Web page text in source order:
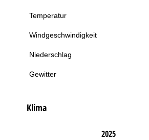
Temperatur
Windgeschwindigkeit
Niederschlag
Gewitter
Klima
2025